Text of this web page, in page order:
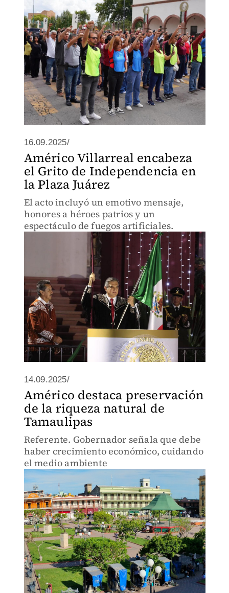
16.09.2025/
Américo Villarreal encabeza
el Grito de Independencia en
la Plaza Juárez
El acto incluyó un emotivo mensaje,
honores a héroes patrios y un
espectáculo de fuegos artificiales.
14.09.2025/
Américo destaca preservación
de la riqueza natural de
Tamaulipas
Referente. Gobernador señala que debe
haber crecimiento económico, cuidando
el medio ambiente